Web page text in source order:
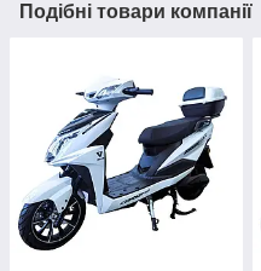
Подібні товари компанії